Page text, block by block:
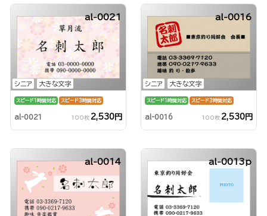
シニア 大きな文字
al-0021
スピード1時間対応 スピード3時間対応
al-0021 100枚 2,530円
シニア 大きな文字
al-0016
スピード1時間対応 スピード3時間対応
al-0016 100枚 2,530円
al-0014 al-0013p